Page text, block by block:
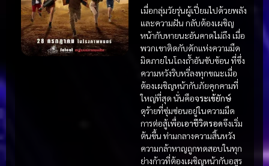
เมื่อกลุ่มวัยรุ่นผู้เปี่ยมไปด้วยพลัง
และความฝัน กลับต้องเผชิญ
หน้ากับหายนะอันคาดไม่ถึง เมื่อ
พวกเขาติดกับดักแห่งความมืด
มิดภายในโถงถ้ำอันซับซ้อน ที่ซึ่ง
ความหวังริบหรี่ลงทุกขณะเมื่อ
ต้องเผชิญหน้ากับภัยคุกคามที่
ใหญ่ที่สุด นั่นคือจระเข้ยักษ์
ดุร้ายที่ซุ่มซ่อนอยู่ในความมืด
การต่อสู้เพื่อเอาชีวิตรอดจึงเริ่ม
ต้นขึ้น ท่ามกลางความสิ้นหวัง
ความกล้าหาญถูกทดสอบในทุก
ย่างก้าวที่ต้องเผชิญหน้ากับอสูร